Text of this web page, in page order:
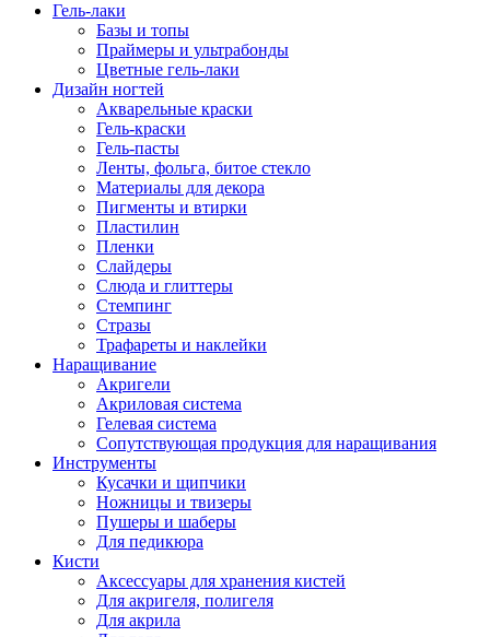
Гель-лаки
Базы и топы
Праймеры и ультрабонды
Цветные гель-лаки
Дизайн ногтей
Акварельные краски
Гель-краски
Гель-пасты
Ленты, фольга, битое стекло
Материалы для декора
Пигменты и втирки
Пластилин
Пленки
Слайдеры
Слюда и глиттеры
Стемпинг
Стразы
Трафареты и наклейки
Наращивание
Акригели
Акриловая система
Гелевая система
Сопутствующая продукция для наращивания
Инструменты
Кусачки и щипчики
Ножницы и твизеры
Пушеры и шаберы
Для педикюра
Кисти
Аксессуары для хранения кистей
Для акригеля, полигеля
Для акрила